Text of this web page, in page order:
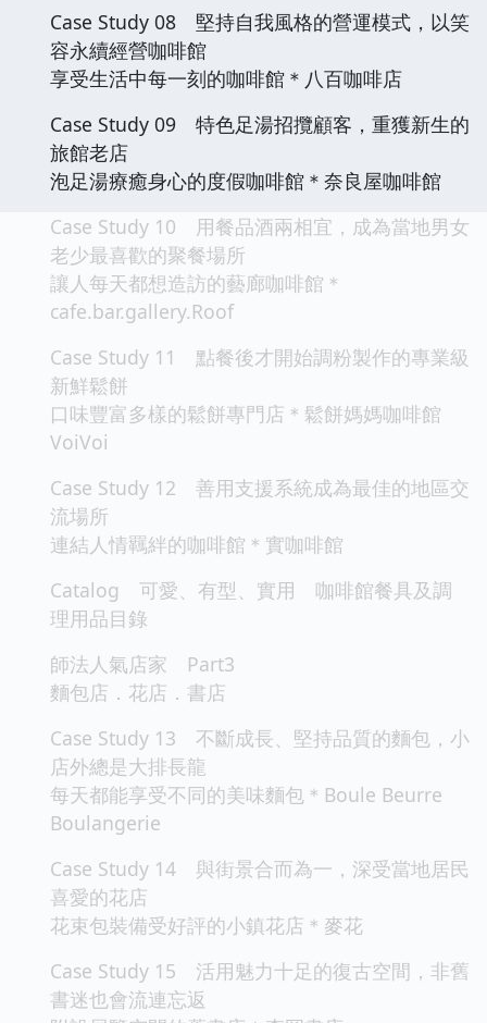
Case Study 08 堅持自我風格的營運模式，以笑
容永續經營咖啡館
享受生活中每一刻的咖啡館＊八百咖啡店
Case Study 09 特色足湯招攬顧客，重獲新生的
旅館老店
泡足湯療癒身心的度假咖啡館＊奈良屋咖啡館
Case Study 10 用餐品酒兩相宜，成為當地男女
老少最喜歡的聚餐場所
讓人每天都想造訪的藝廊咖啡館＊
cafe.bar.gallery.Roof
Case Study 11 點餐後才開始調粉製作的專業級
新鮮鬆餅
口味豐富多樣的鬆餅專門店＊鬆餅媽媽咖啡館
VoiVoi
Case Study 12 善用支援系統成為最佳的地區交
流場所
連結人情羈絆的咖啡館＊實咖啡館
Catalog 可愛、有型、實用 咖啡館餐具及調
理用品目錄
師法人氣店家 Part3
麵包店．花店．書店
Case Study 13 不斷成長、堅持品質的麵包，小
店外總是大排長龍
每天都能享受不同的美味麵包＊Boule Beurre
Boulangerie
Case Study 14 與街景合而為一，深受當地居民
喜愛的花店
花束包裝備受好評的小鎮花店＊麥花
Case Study 15 活用魅力十足的復古空間，非舊
書迷也會流連忘返